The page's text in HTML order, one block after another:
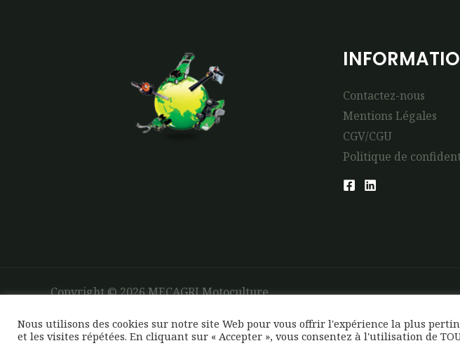
Contactez-nous
Mentions Légales
CGV/CGU
Politique de
Copyright © 2026 MECAGRI Motoculture
Nous utilisons des cookies sur notre site Web pour vous offrir l'expérience la plus
et les visites répétées. En cliquant sur « Accepter », vous consentez à l'utilisation de